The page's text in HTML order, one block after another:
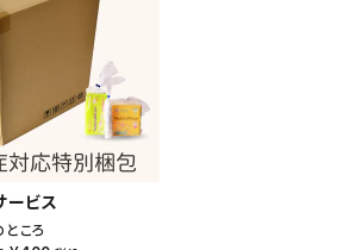
ービス
ところ